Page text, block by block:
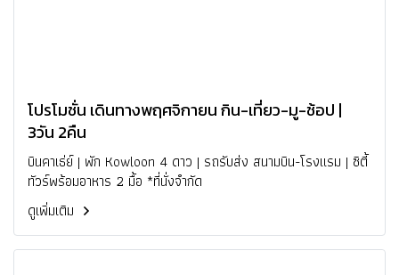
โปรโมชั่น เดินทางพฤศจิกายน กิน-เที่ยว-มู-ช้อป |
3วัน 2คืน
บินคาเธ่ย์ | พัก Kowloon 4 ดาว | รถรับส่ง สนามบิน-โรงแรม | ซิตี้
ทัวร์พร้อมอาหาร 2 มื้อ *ที่นั่งจำกัด
ดูเพิ่มเติม